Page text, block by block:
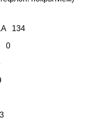
134
0
3